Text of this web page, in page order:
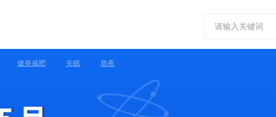
健身减肥 失眠 熬夜